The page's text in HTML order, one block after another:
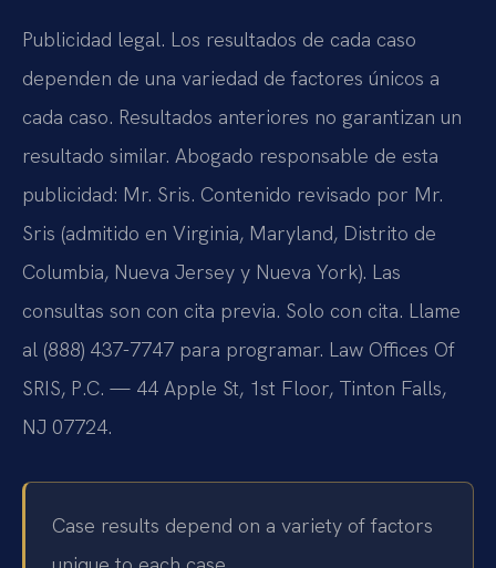
Publicidad legal. Los resultados de cada caso
dependen de una variedad de factores únicos a
cada caso. Resultados anteriores no garantizan un
resultado similar. Abogado responsable de esta
publicidad: Mr. Sris. Contenido revisado por Mr.
Sris (admitido en Virginia, Maryland, Distrito de
Columbia, Nueva Jersey y Nueva York). Las
consultas son con cita previa. Solo con cita. Llame
al (888) 437-7747 para programar. Law Offices Of
SRIS, P.C. — 44 Apple St, 1st Floor, Tinton Falls,
NJ 07724.
Case results depend on a variety of factors